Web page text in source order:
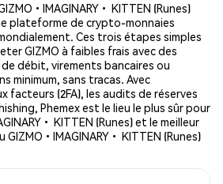
KITTEN (Runes)
plateforme de crypto-monnaies
Ces trois étapes simples
GIZMO à faibles frais avec des
débit, virements bancaires ou
minimum, sans tracas. Avec
facteurs (2FA), les audits de réserves
Phemex est le lieu le plus sûr pour
KITTEN (Runes) et le meilleur
KITTEN (Runes)